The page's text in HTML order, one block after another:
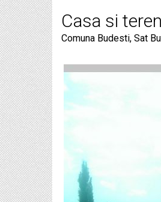
Casa si
Comuna Budesti, Sat